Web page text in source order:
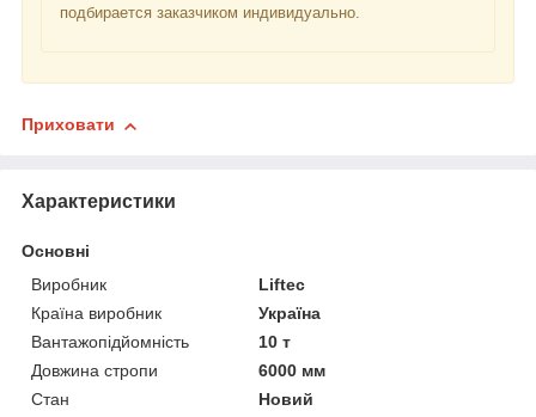
подбирается заказчиком индивидуально.
Приховати
Характеристики
Основні
Виробник
Liftec
Країна виробник
Україна
Вантажопідйомність
10 т
Довжина стропи
6000 мм
Стан
Новий